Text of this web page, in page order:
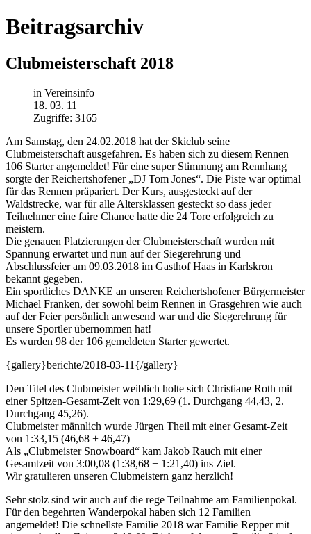
Beitragsarchiv
Clubmeisterschaft 2018
in Vereinsinfo
18. 03. 11
Zugriffe: 3165
Am Samstag, den 24.02.2018 hat der Skiclub seine
Clubmeisterschaft ausgefahren. Es haben sich zu diesem Rennen
106 Starter angemeldet! Für eine super Stimmung am Rennhang
sorgte der Reichertshofener „DJ Tom Jones“. Die Piste war optimal
für das Rennen präpariert. Der Kurs, ausgesteckt auf der
Waldstrecke, war für alle Altersklassen gesteckt so dass jeder
Teilnehmer eine faire Chance hatte die 24 Tore erfolgreich zu
meistern.
Die genauen Platzierungen der Clubmeisterschaft wurden mit
Spannung erwartet und nun auf der Siegerehrung und
Abschlussfeier am 09.03.2018 im Gasthof Haas in Karlskron
bekannt gegeben.
Ein sportliches DANKE an unseren Reichertshofener Bürgermeister
Michael Franken, der sowohl beim Rennen in Grasgehren wie auch
auf der Feier persönlich anwesend war und die Siegerehrung für
unsere Sportler übernommen hat!
Es wurden 98 der 106 gemeldeten Starter gewertet.
{gallery}berichte/2018-03-11{/gallery}
Den Titel des Clubmeister weiblich holte sich Christiane Roth mit
einer Spitzen-Gesamt-Zeit von 1:29,69 (1. Durchgang 44,43, 2.
Durchgang 45,26).
Clubmeister männlich wurde Jürgen Theil mit einer Gesamt-Zeit
von 1:33,15 (46,68 + 46,47)
Als „Clubmeister Snowboard“ kam Jakob Rauch mit einer
Gesamtzeit von 3:00,08 (1:38,68 + 1:21,40) ins Ziel.
Wir gratulieren unseren Clubmeistern ganz herzlich!
Sehr stolz sind wir auch auf die rege Teilnahme am Familienpokal.
Für den begehrten Wanderpokal haben sich 12 Familien
angemeldet! Die schnellste Familie 2018 war Familie Repper mit